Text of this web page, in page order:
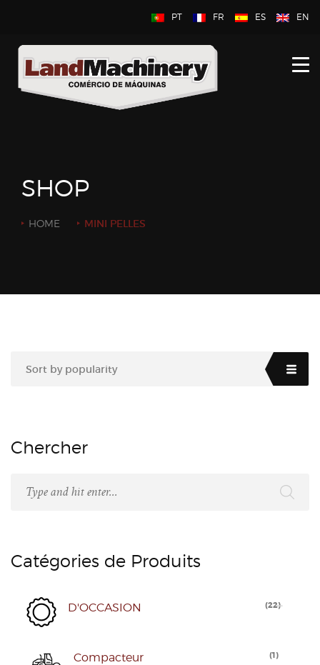
PT FR ES EN
HOME
À PROPOS DE NOUS
SHOP
HOME MINI PELLES
Sort by popularity
Chercher
Catégories de Produits
D'OCCASION (22)
Compacteur (1)